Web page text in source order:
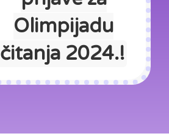
Olimpijadu
čitanja 2024.!